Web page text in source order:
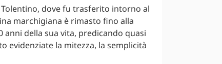
dove fu trasferito intorno al
marchigiana è rimasto fino alla
anni della sua vita, predicando quasi
evidenziate la mitezza, la semplicità